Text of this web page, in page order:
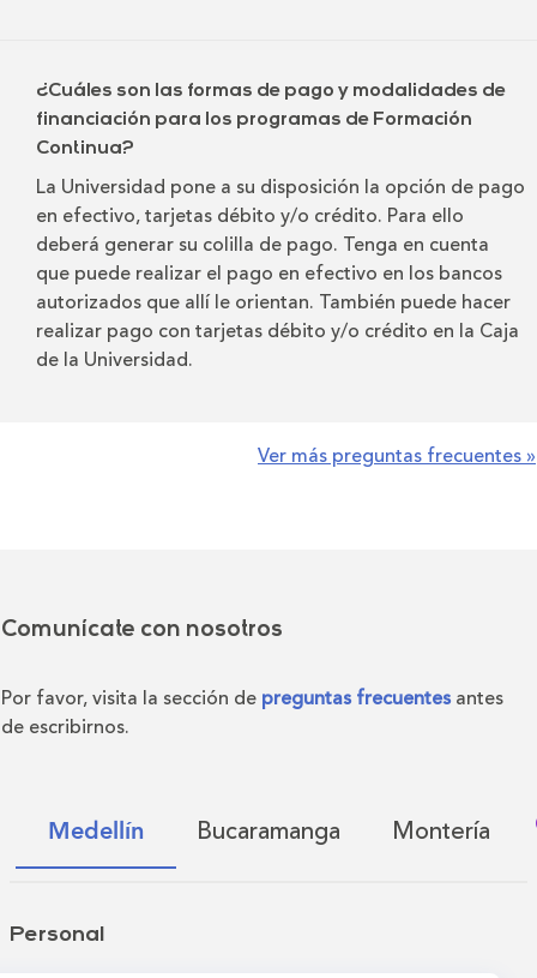
¿Cuáles son las formas de pago y modalidades de
financiación para los programas de Formación
Continua?
La Universidad pone a su disposición la opción de pago
en efectivo, tarjetas débito y/o crédito. Para ello
deberá generar su colilla de pago. Tenga en cuenta
que puede realizar el pago en efectivo en los bancos
autorizados que allí le orientan. También puede hacer
realizar pago con tarjetas débito y/o crédito en la Caja
de la Universidad.
Ver más preguntas frecuentes »
Comunícate con nosotros
Por favor, visita la sección de preguntas frecuentes antes
de escribirnos.
Medellín Bucaramanga Montería
Personal